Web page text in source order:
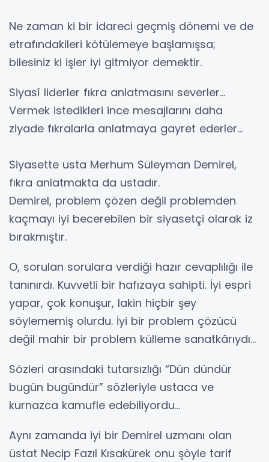
Ne zaman ki bir idareci geçmiş dönemi ve de
etrafındakileri kötülemeye başlamışsa;
bilesiniz ki işler iyi gitmiyor demektir.
Siyasî liderler fıkra anlatmasını severler…
Vermek istedikleri ince mesajlarını daha
ziyade fıkralarla anlatmaya gayret ederler…
Siyasette usta Merhum Süleyman Demirel,
fıkra anlatmakta da ustadır.
Demirel, problem çözen değil problemden
kaçmayı iyi becerebilen bir siyasetçi olarak iz
bırakmıştır.
O, sorulan sorulara verdiği hazır cevaplılığı ile
tanınırdı. Kuvvetli bir hafızaya sahipti. İyi espri
yapar, çok konuşur, lakin hiçbir şey
söylememiş olurdu. İyi bir problem çözücü
değil mahir bir problem külleme sanatkârıydı…
Sözleri arasındaki tutarsızlığı “Dün dündür
bugün bugündür” sözleriyle ustaca ve
kurnazca kamufle edebiliyordu...
Aynı zamanda iyi bir Demirel uzmanı olan
üstat Necip Fazıl Kısakürek onu şöyle tarif